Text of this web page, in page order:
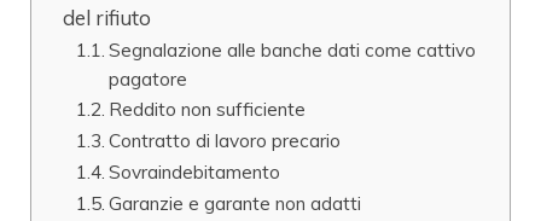
del rifiuto
Segnalazione alle banche dati come cattivo
pagatore
Reddito non sufficiente
Contratto di lavoro precario
Sovraindebitamento
Garanzie e garante non adatti